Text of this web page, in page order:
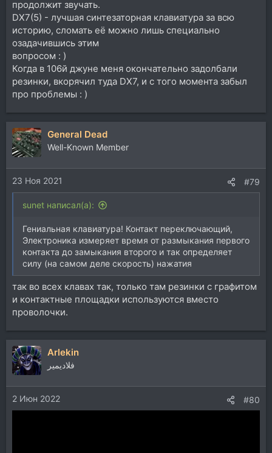
продолжит звучать.
DX7(5) - лучшая синтезаторная клавиатура за всю
историю, сломать её можно лишь специально
озадачившись этим
вопросом : )
Когда в 106й джуне меня окончательно задолбали
резинки, вкорячил туда DX7, и с того момента забыл
про проблемы : )
General Dead
Well-Known Member
23 Ноя 2021 #79
sunet написал(а):
Гениальная клавиатура! Контакт переключающий,
Электроника измеряет время от размыкания первого
контакта до замыкания второго и так определяет
силу (на самом деле скорость) нажатия
так во всех клавах так, только там резинки с графитом
и контактные площадки используются вместо
проволочки.
Arlekin
فلاديمير
2 Июн 2022 #80